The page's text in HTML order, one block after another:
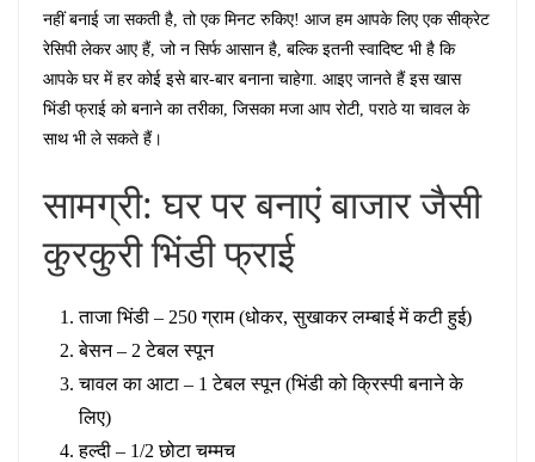
नहीं बनाई जा सकती है, तो एक मिनट रुकिए! आज हम आपके लिए एक सीक्रेट
रेसिपी लेकर आए हैं, जो न सिर्फ आसान है, बल्कि इतनी स्वादिष्ट भी है कि
आपके घर में हर कोई इसे बार-बार बनाना चाहेगा. आइए जानते हैं इस खास
भिंडी फ्राई को बनाने का तरीका, जिसका मजा आप रोटी, पराठे या चावल के
साथ भी ले सकते हैं।
सामग्री: घर पर बनाएं बाजार जैसी
कुरकुरी भिंडी फ्राई
ताजा भिंडी – 250 ग्राम (धोकर, सुखाकर लम्बाई में कटी हुई)
बेसन – 2 टेबल स्पून
चावल का आटा – 1 टेबल स्पून (भिंडी को क्रिस्पी बनाने के
लिए)
हल्दी – 1/2 छोटा चम्मच